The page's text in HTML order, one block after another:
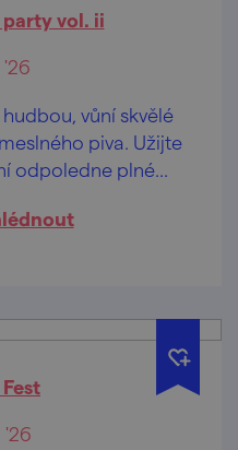
vol. ii
'26
vůní skvělé
piva. Užijte
odpoledne plné
zdarma.
'26